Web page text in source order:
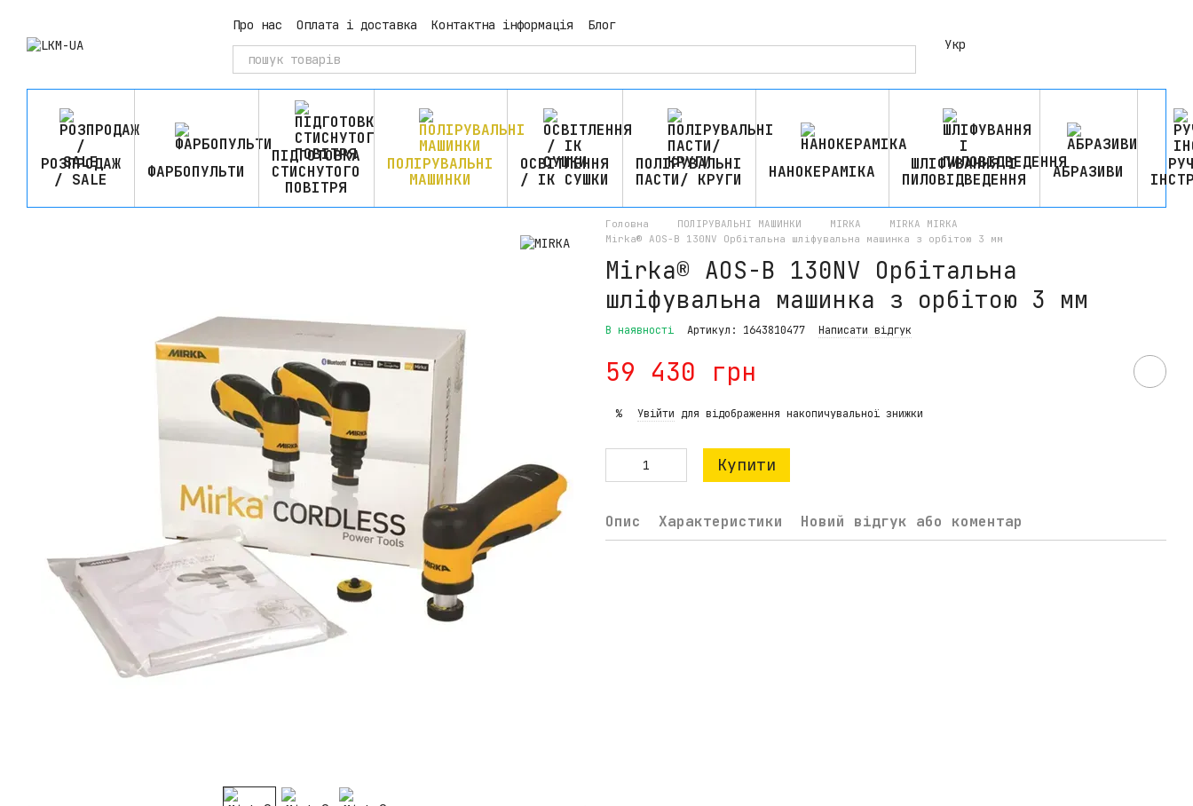
Про нас Оплата і доставка Контактна інформація
Блог
Укр
РОЗПРОДАЖ
/ SALE
ФАРБОПУЛЬТИ
ПІДГОТОВКА
СТИСНУТОГО
ПОВІТРЯ
ПОЛІРУВАЛЬНІ
МАШИНКИ
ОСВІТЛЕННЯ
/ ІК СУШКИ
ПОЛІРУВАЛЬНІ
ПАСТИ/ КРУГИ
НАНОКЕРАМІКА
ШЛІФУВАННЯ І
ПИЛОВІДВЕДЕННЯ
АБРАЗИВИ
Головна ПОЛІРУВАЛЬНІ МАШИНКИ MIRKA
MIRKA MIRKA
Mirka® AOS-B 130NV Орбітальна шліфувальна машинка з орбітою 3 мм
Mirka® AOS-B 130NV Орбітальна
шліфувальна машинка з орбітою 3 мм
В наявності Артикул: 1643810477 Написати відгук
59 430 грн
% Увійти для відображення накопичувальної знижки
Купити
Опис Характеристики Новий відгук або коментар